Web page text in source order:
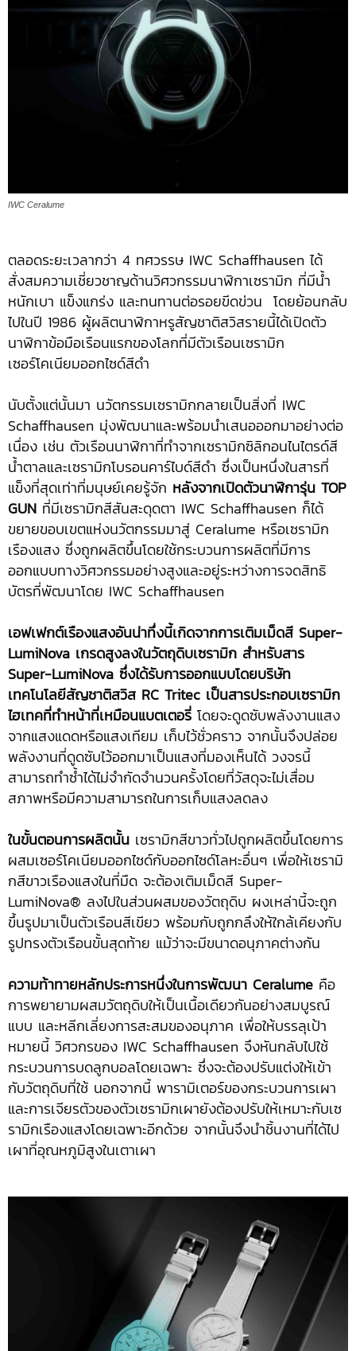
IWC Ceralume
ตลอดระยะเวลากว่า 4 ทศวรรษ IWC Schaffhausen ได้
สั่งสมความเชี่ยวชาญด้านวิศวกรรมนาฬิกาเซรามิก ที่มีน้ำ
หนักเบา แข็งแกร่ง และทนทานต่อรอยขีดข่วน โดยย้อนกลับ
ไปในปี 1986 ผู้ผลิตนาฬิกาหรูสัญชาติสวิสรายนี้ได้เปิดตัว
นาฬิกาข้อมือเรือนแรกของโลกที่มีตัวเรือนเซรามิก
เซอร์โคเนียมออกไซด์สีดำ
นับตั้งแต่นั้นมา นวัตกรรมเซรามิกกลายเป็นสิ่งที่ IWC
Schaffhausen มุ่งพัฒนาและพร้อมนำเสนอออกมาอย่างต่อ
เนื่อง เช่น ตัวเรือนนาฬิกาที่ทำจากเซรามิกซิลิกอนไนไตรด์สี
น้ำตาลและเซรามิกโบรอนคาร์ไบด์สีดำ ซึ่งเป็นหนึ่งในสารที่
แข็งที่สุดเท่าที่มนุษย์เคยรู้จัก หลังจากเปิดตัวนาฬิการุ่น TOP
GUN ที่มีเซรามิกสีสันสะดุดตา IWC Schaffhausen ก็ได้
ขยายขอบเขตแห่งนวัตกรรมมาสู่ Ceralume หรือเซรามิก
เรืองแสง ซึ่งถูกผลิตขึ้นโดยใช้กระบวนการผลิตที่มีการ
ออกแบบทางวิศวกรรมอย่างสูงและอยู่ระหว่างการจดสิทธิ
บัตรที่พัฒนาโดย IWC Schaffhausen
เอฟเฟกต์เรืองแสงอันน่าทึ่งนี้เกิดจากการเติมเม็ดสี Super-
LumiNova เกรดสูงลงในวัตถุดิบเซรามิก สำหรับสาร
Super-LumiNova ซึ่งได้รับการออกแบบโดยบริษัท
เทคโนโลยีสัญชาติสวิส RC Tritec เป็นสารประกอบเซรามิก
ไฮเทคที่ทำหน้าที่เหมือนแบตเตอรี่ โดยจะดูดซับพลังงานแสง
จากแสงแดดหรือแสงเทียม เก็บไว้ชั่วคราว จากนั้นจึงปล่อย
พลังงานที่ดูดซับไว้ออกมาเป็นแสงที่มองเห็นได้ วงจรนี้
สามารถทำซ้ำได้ไม่จำกัดจำนวนครั้งโดยที่วัสดุจะไม่เสื่อม
สภาพหรือมีความสามารถในการเก็บแสงลดลง
ในขั้นตอนการผลิตนั้น เซรามิกสีขาวทั่วไปถูกผลิตขึ้นโดยการ
ผสมเซอร์โคเนียมออกไซด์กับออกไซด์โลหะอื่นๆ เพื่อให้เซรามิ
กสีขาวเรืองแสงในที่มืด จะต้องเติมเม็ดสี Super-
LumiNova® ลงไปในส่วนผสมของวัตถุดิบ ผงเหล่านี้จะถูก
ขึ้นรูปมาเป็นตัวเรือนสีเขียว พร้อมกับถูกกลึงให้ใกล้เคียงกับ
รูปทรงตัวเรือนขั้นสุดท้าย แม้ว่าจะมีขนาดอนุภาคต่างกัน
ความท้าทายหลักประการหนึ่งในการพัฒนา Ceralume คือ
การพยายามผสมวัตถุดิบให้เป็นเนื้อเดียวกันอย่างสมบูรณ์
แบบ และหลีกเลี่ยงการสะสมของอนุภาค เพื่อให้บรรลุเป้า
หมายนี้ วิศวกรของ IWC Schaffhausen จึงหันกลับไปใช้
กระบวนการบดลูกบอลโดยเฉพาะ ซึ่งจะต้องปรับแต่งให้เข้า
กับวัตถุดิบที่ใช้ นอกจากนี้ พารามิเตอร์ของกระบวนการเผา
และการเจียรตัวของตัวเซรามิกเผายังต้องปรับให้เหมาะกับเซ
รามิกเรืองแสงโดยเฉพาะอีกด้วย จากนั้นจึงนำชิ้นงานที่ได้ไป
เผาที่อุณหภูมิสูงในเตาเผา